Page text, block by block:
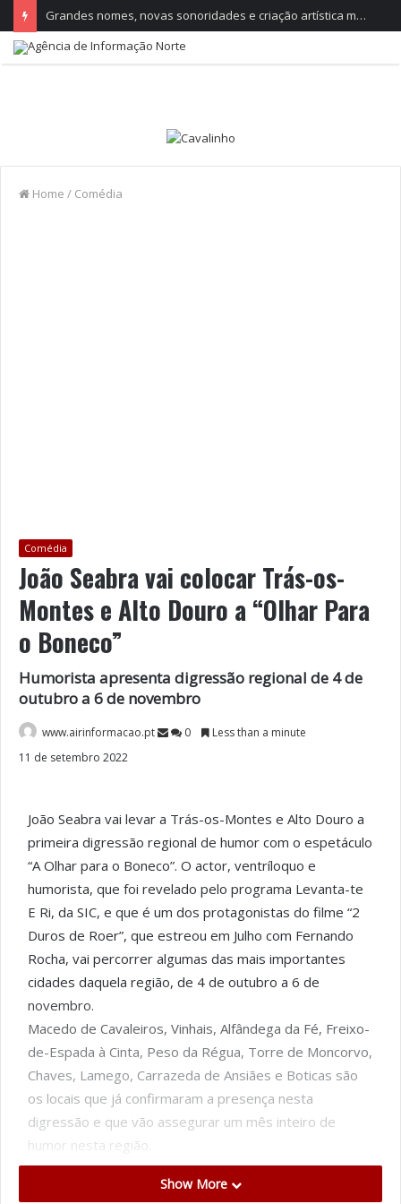
Grandes nomes, novas sonoridades e criação artística marcam a nova temporada do CTAL
Home / Comédia
Comédia
João Seabra vai colocar Trás-os-
Montes e Alto Douro a “Olhar Para
o Boneco”
Humorista apresenta digressão regional de 4 de
outubro a 6 de novembro
www.airinformacao.pt 0
Less than a minute
11 de setembro 2022
João Seabra vai levar a Trás-os-Montes e Alto Douro a
primeira digressão regional de humor com o espetáculo
“A Olhar para o Boneco”. O actor, ventríloquo e
humorista, que foi revelado pelo programa Levanta-te
E Ri, da SIC, e que é um dos protagonistas do filme “2
Duros de Roer”, que estreou em Julho com Fernando
Rocha, vai percorrer algumas das mais importantes
cidades daquela região, de 4 de outubro a 6 de
novembro.
Macedo de Cavaleiros, Vinhais, Alfândega da Fé, Freixo-
de-Espada à Cinta, Peso da Régua, Torre de Moncorvo,
Chaves, Lamego, Carrazeda de Ansiães e Boticas são
os locais que já confirmaram a presença nesta
digressão e que vão assegurar um mês inteiro de
humor nesta região.
João Seabra tem já uma carreira longa e diversificada na
área do humor. Mais recentemente, aproveitando os
Show More